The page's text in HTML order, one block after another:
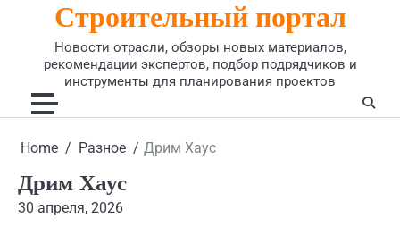
Строительный портал
Новости отрасли, обзоры новых материалов,
рекомендации экспертов, подбор подрядчиков и
инструменты для планирования проектов
Home Разное Дрим Хаус
Дрим Хаус
30 апреля, 2026